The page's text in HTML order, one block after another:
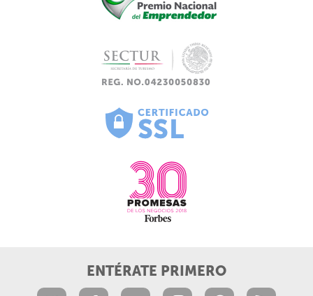
ENTÉRATE PRIMERO